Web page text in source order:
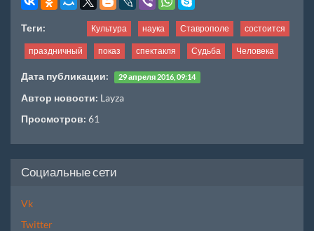
Теги: Культура наука Ставрополе состоится
праздничный показ спектакля Судьба Человека
Дата публикации: 29 апреля 2016, 09:14
Автор новости: Layza
Просмотров: 61
Социальные сети
Vk
Twitter